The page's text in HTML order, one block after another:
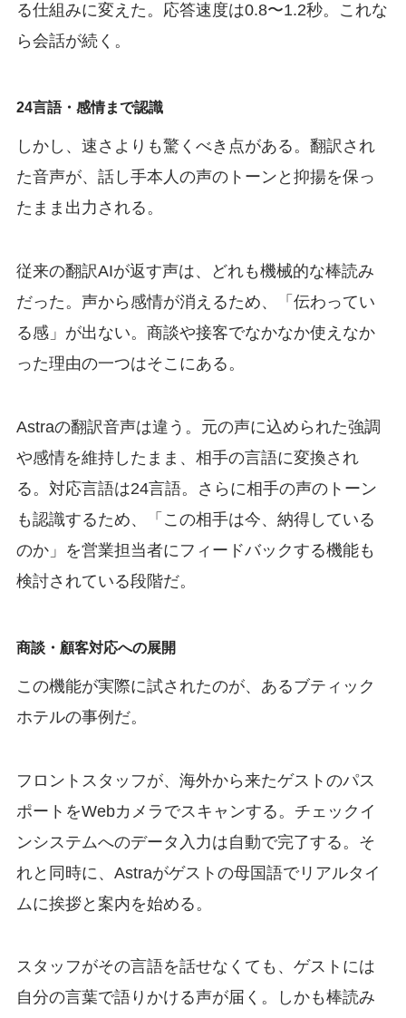
る仕組みに変えた。応答速度は0.8〜1.2秒。これな
ら会話が続く。
24言語・感情まで認識
しかし、速さよりも驚くべき点がある。翻訳され
た音声が、話し手本人の声のトーンと抑揚を保っ
たまま出力される。
従来の翻訳AIが返す声は、どれも機械的な棒読み
だった。声から感情が消えるため、「伝わってい
る感」が出ない。商談や接客でなかなか使えなか
った理由の一つはそこにある。
Astraの翻訳音声は違う。元の声に込められた強調
や感情を維持したまま、相手の言語に変換され
る。対応言語は24言語。さらに相手の声のトーン
も認識するため、「この相手は今、納得している
のか」を営業担当者にフィードバックする機能も
検討されている段階だ。
商談・顧客対応への展開
この機能が実際に試されたのが、あるブティック
ホテルの事例だ。
フロントスタッフが、海外から来たゲストのパス
ポートをWebカメラでスキャンする。チェックイ
ンシステムへのデータ入力は自動で完了する。そ
れと同時に、Astraがゲストの母国語でリアルタイ
ムに挨拶と案内を始める。
スタッフがその言語を話せなくても、ゲストには
自分の言葉で語りかける声が届く。しかも棒読み